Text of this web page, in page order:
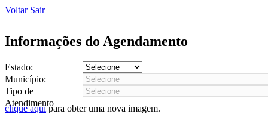
Voltar Sair
Informações do Agendamento
Estado:
Município:
Tipo de
Atendimento
clique aquipara obter uma nova imagem.